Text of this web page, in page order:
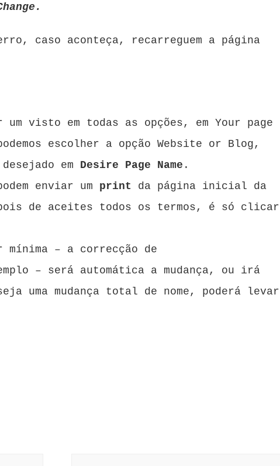
caso aconteça, recarreguem a página
visto em todas as opções, em Your page
escolher a opção Website or Blog,
em Desire Page Name .
enviar um print da página inicial da
de aceites todos os termos, é só clicar
– a correcção de
– será automática a mudança, ou irá
uma mudança total de nome, poderá levar